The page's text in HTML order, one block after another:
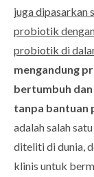
juga dipasarkan
probiotik
probiotik di
mengandung
bertumbuh
tanpa bantuan
adalah salah
diteliti di dunia,
klinis untuk